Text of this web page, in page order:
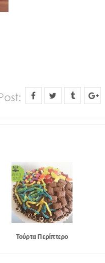
Τούρτα Περίπτερο